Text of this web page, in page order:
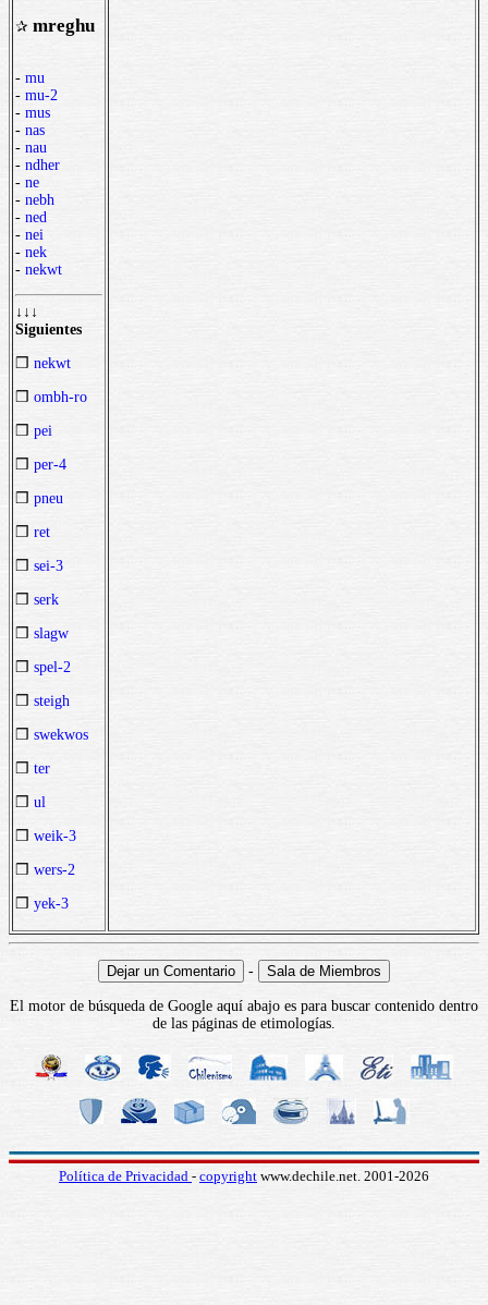
✰ mreghu
- mu
- mu-2
- mus
- nas
- nau
- ndher
- ne
- nebh
- ned
- nei
- nek
- nekwt
↓↓↓
Siguientes
❒ nekwt
❒ ombh-ro
❒ pei
❒ per-4
❒ pneu
❒ ret
❒ sei-3
❒ serk
❒ slagw
❒ spel-2
❒ steigh
❒ swekwos
❒ ter
❒ ul
❒ weik-3
❒ wers-2
❒ yek-3
-
El motor de búsqueda de Google aquí abajo es para buscar contenido dentro
de las páginas de etimologías.
Política de Privacidad - copyright www.dechile.net. 2001-2026